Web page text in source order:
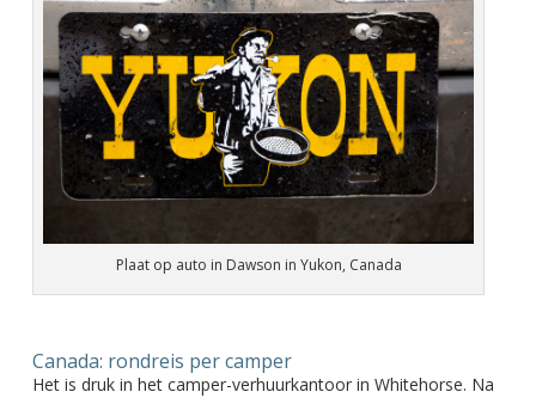
Plaat op auto in Dawson in Yukon, Canada
Canada: rondreis per camper
Het is druk in het camper-verhuurkantoor in Whitehorse. Na